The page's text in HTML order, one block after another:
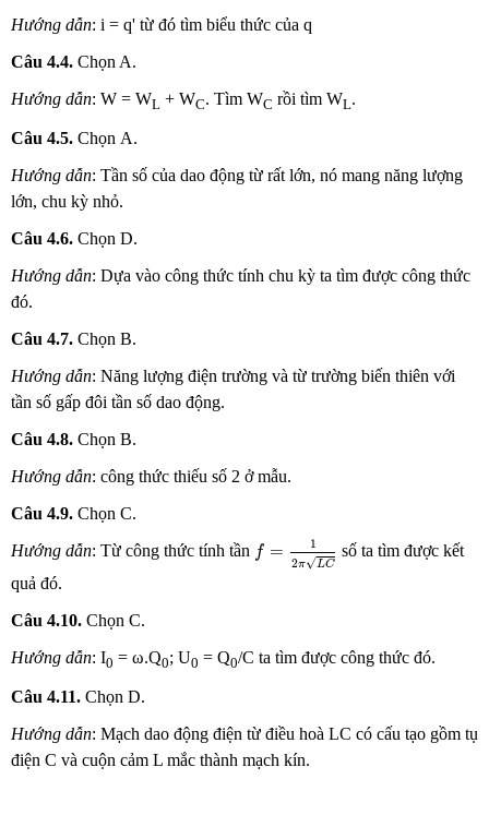
Hướng dẫn: i = q' từ đó tìm biểu thức của q
Câu 4.4. Chọn A.
Hướng dẫn: W = WL + WC. Tìm WC rồi tìm WL.
Câu 4.5. Chọn A.
Hướng dẫn: Tần số của dao động từ rất lớn, nó mang năng lượng
lớn, chu kỳ nhỏ.
Câu 4.6. Chọn D.
Hướng dẫn: Dựa vào công thức tính chu kỳ ta tìm được công thức
đó.
Câu 4.7. Chọn B.
Hướng dẫn: Năng lượng điện trường và từ trường biến thiên với
tần số gấp đôi tần số dao động.
Câu 4.8. Chọn B.
Hướng dẫn: công thức thiếu số 2 ở mẫu.
Câu 4.9. Chọn C.
Hướng dẫn: Từ công thức tính tần f =
1
2π√LC
= C
số ta tìm được kết
quả đó.
Câu 4.10. Chọn C.
Hướng dẫn: I0 = ω.Q0; U0 = Q0/C ta tìm được công thức đó.
Câu 4.11. Chọn D.
Hướng dẫn: Mạch dao động điện từ điều hoà LC có cấu tạo gồm tụ
điện C và cuộn cảm L mắc thành mạch kín.